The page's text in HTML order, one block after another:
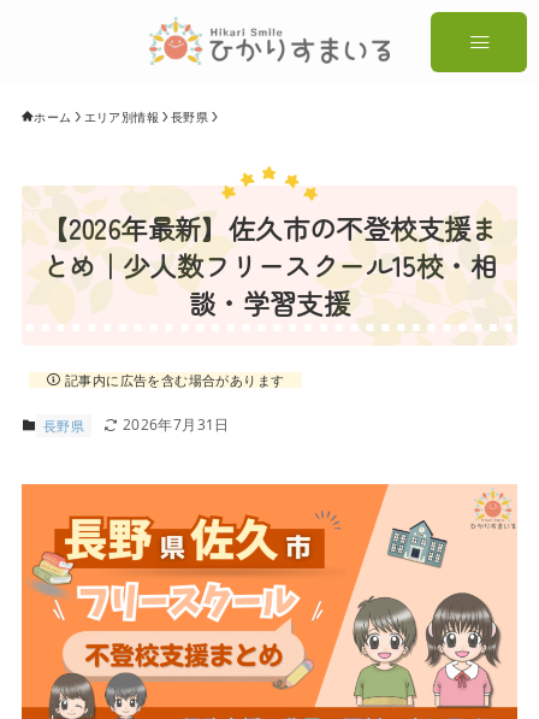
ホーム エリア別情報 長野県
【2026年最新】佐久市の不登校支援ま
とめ｜少人数フリースクール15校・相
談・学習支援
記事内に広告を含む場合があります
長野県 2026年7月31日